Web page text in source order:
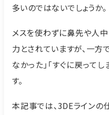
多いのではないでしょうか。
メスを使わずに鼻先や人
力とされていますが、一方
なかった」「すぐに戻って
す。
本記事では、3DEラインの